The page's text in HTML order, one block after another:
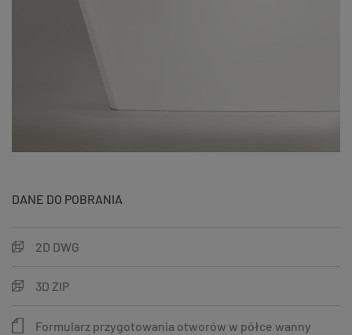
DANE DO POBRANIA
2D DWG
3D ZIP
Formularz przygotowania otworów w półce wanny